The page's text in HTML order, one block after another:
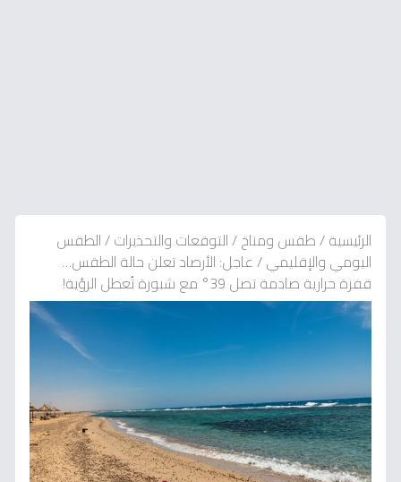
الرئيسية/طقس ومناخ/التوقعات والتحذيرات/الطقس
اليومي والإقليمي/عاجل: الأرصاد تعلن حالة الطقس…
قفزة حرارية صادمة تصل 39° مع شبورة تُعطل الرؤية!